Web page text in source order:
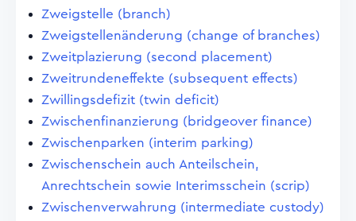
Zweigstelle (branch)
Zweigstellenänderung (change of branches)
Zweitplazierung (second placement)
Zweitrundeneffekte (subsequent effects)
Zwillingsdefizit (twin deficit)
Zwischenfinanzierung (bridgeover finance)
Zwischenparken (interim parking)
Zwischenschein auch Anteilschein,
Anrechtschein sowie Interimsschein (scrip)
Zwischenverwahrung (intermediate custody)